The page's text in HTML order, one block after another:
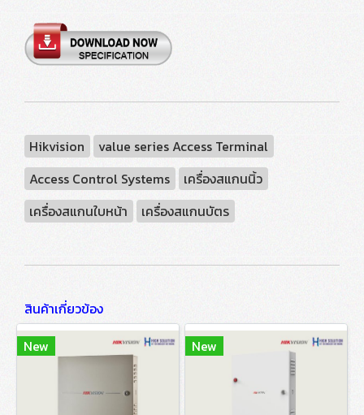
Hikvision
value series Access Terminal
Access Control Systems
เครื่องสแกนนิ้ว
เครื่องสแกนใบหน้า
เครื่องสแกนบัตร
สินค้าเกี่ยวข้อง
New
New